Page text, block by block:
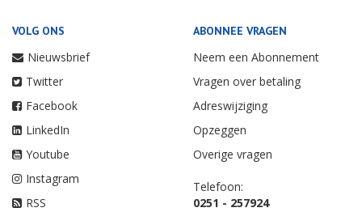
VOLG ONS
Nieuwsbrief
Twitter
Facebook
LinkedIn
Youtube
Instagram
RSS
ABONNEE VRAGEN
Neem een Abonnement
Vragen over betaling
Adreswijziging
Opzeggen
Overige vragen
Telefoon:
0251 - 257924